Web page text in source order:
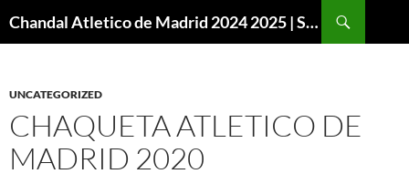
Chandal Atletico de Madrid 2024 2025 | SuperVigo
UNCATEGORIZED
CHAQUETA ATLETICO DE
MADRID 2020